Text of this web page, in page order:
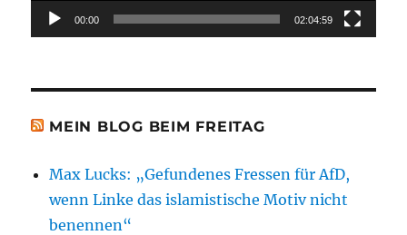
00:00 02:04:59
MEIN BLOG BEIM FREITAG
Max Lucks: „Gefundenes Fressen für AfD,
wenn Linke das islamistische Motiv nicht
benennen“